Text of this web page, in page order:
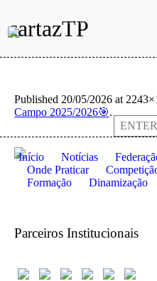
Anexo à residência dos
Início Notícias
Onde Praticar
Formação
Dinamização
cartazTP
Published 20/05/2026 at
Campo 2025/2026🎯.
Parceiros Institucionais